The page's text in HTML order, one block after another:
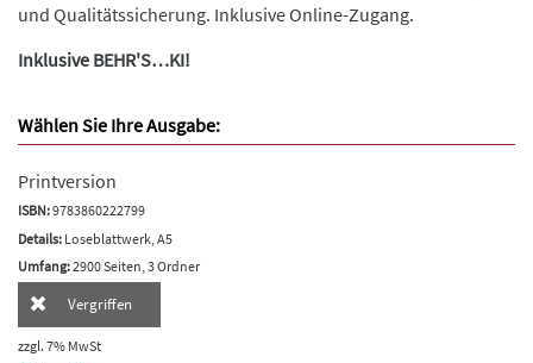
und Qualitätssicherung. Inklusive Online-Zugang.
Inklusive BEHR'S…KI!
Wählen Sie Ihre Ausgabe:
Printversion
ISBN:9783860222799
Details: Loseblattwerk, A5
Umfang:2900 Seiten, 3 Ordner
Vergriffen
zzgl. 7% MwSt